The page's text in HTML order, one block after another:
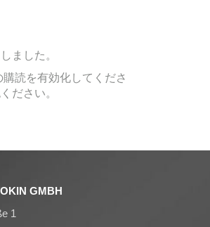
ました。
読を有効化してくださ
ださい。
GMBH
1